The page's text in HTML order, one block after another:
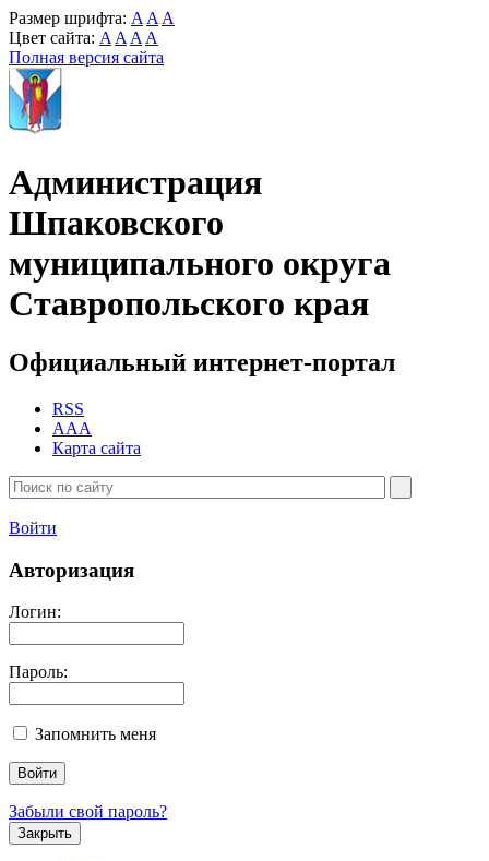
Размер шрифта: A A A
Цвет сайта: A A A A
Полная версия сайта
Администрация
Шпаковского
муниципального округа
Ставропольского края
Официальный интернет-портал
RSS
AAA
Карта сайта
Войти
Авторизация
Логин:
Пароль:
Запомнить меня
Забыли свой пароль?
Закрыть